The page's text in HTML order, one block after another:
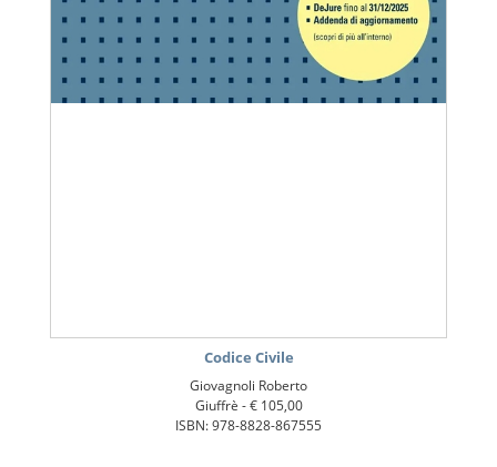
Codice Civile
Giovagnoli Roberto
Giuffrè -€ 105,00
ISBN: 978-8828-867555